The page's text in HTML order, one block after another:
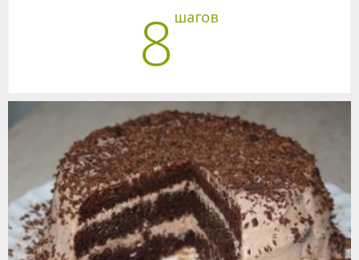
8 шагов